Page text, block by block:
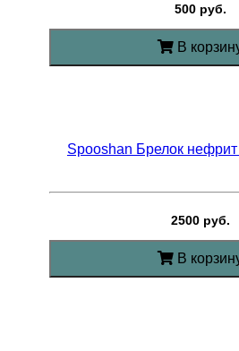
500 руб.
В
Spooshan Брелок
2500 руб.
В